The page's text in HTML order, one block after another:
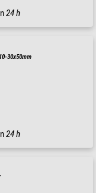
24 h
30x50mm
24 h